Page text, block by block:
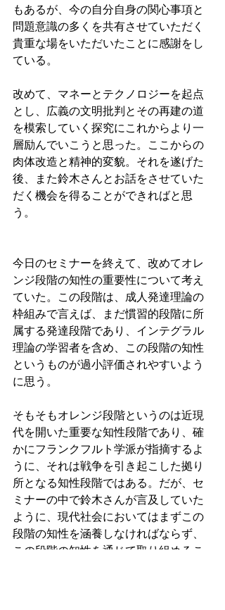
もあるが、今の自分自身の関心事項と
問題意識の多くを共有させていただく
貴重な場をいただいたことに感謝をし
ている。
改めて、マネーとテクノロジーを起点
とし、広義の文明批判とその再建の道
を模索していく探究にこれからより一
層励んでいこうと思った。ここからの
肉体改造と精神的変貌。それを遂げた
後、また鈴木さんとお話をさせていた
だく機会を得ることができればと思
う。
今日のセミナーを終えて、改めてオレ
ンジ段階の知性の重要性について考え
ていた。この段階は、成人発達理論の
枠組みで言えば、まだ慣習的段階に所
属する発達段階であり、インテグラル
理論の学習者を含め、この段階の知性
というものが過小評価されやすいよう
に思う。
そもそもオレンジ段階というのは近現
代を開いた重要な知性段階であり、確
かにフランクフルト学派が指摘するよ
うに、それは戦争を引き起こした拠り
所となる知性段階ではある。だが、セ
ミナーの中で鈴木さんが言及していた
ように、現代社会においてはまずこの
段階の知性を涵養しなければならず、
この段階の知性を通じて取り組めるこ